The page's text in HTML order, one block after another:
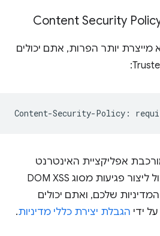
יותר הפרות, אתם יכולים
אפליקציית האינטרנט
שלכם, הדבר היחיד שיכול ליצור פגיעות מסוג DOM XSS
שלכם, ואתם יכולים
הגבלת יצירת כללי מדיניות.